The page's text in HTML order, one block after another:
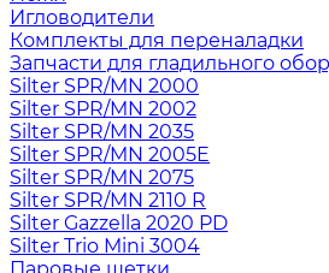
Игловодители
Комплекты для переналадки
Запчасти для гладильного
Silter SPR/MN 2000
Silter SPR/MN 2002
Silter SPR/MN 2035
Silter SPR/MN 2005E
Silter SPR/MN 2075
Silter SPR/MN 2110 R
Silter Gazzella 2020 PD
Silter Trio Mini 3004